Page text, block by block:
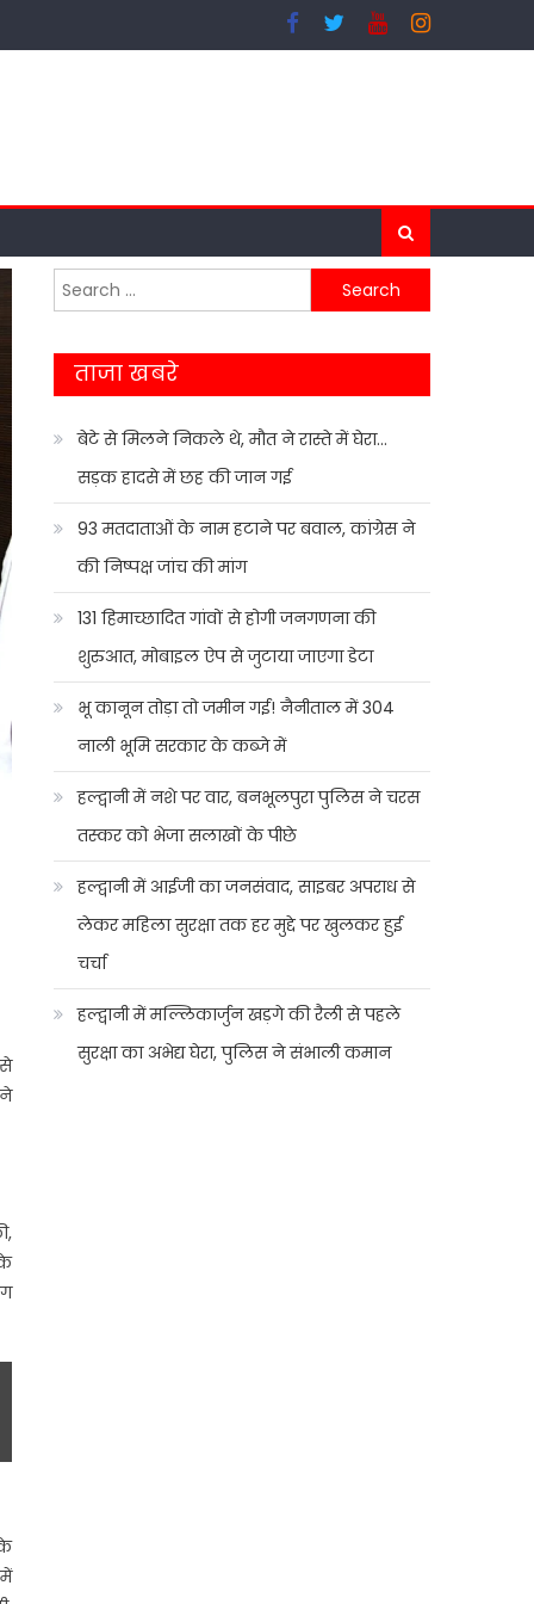
Search
for:
ताजा खबरे
बेटे से मिलने निकले थे, मौत ने रास्ते में घेरा…
सड़क हादसे में छह की जान गई
93 मतदाताओं के नाम हटाने पर बवाल, कांग्रेस ने
की निष्पक्ष जांच की मांग
131 हिमाच्छादित गांवों से होगी जनगणना की
शुरुआत, मोबाइल ऐप से जुटाया जाएगा डेटा
भू कानून तोड़ा तो जमीन गई! नैनीताल में 304
नाली भूमि सरकार के कब्जे में
हल्द्वानी में नशे पर वार, बनभूलपुरा पुलिस ने चरस
तस्कर को भेजा सलाखों के पीछे
हल्द्वानी में आईजी का जनसंवाद, साइबर अपराध से
लेकर महिला सुरक्षा तक हर मुद्दे पर खुलकर हुई
चर्चा
हल्द्वानी में मल्लिकार्जुन खड़गे की रैली से पहले
सुरक्षा का अभेद्य घेरा, पुलिस ने संभाली कमान